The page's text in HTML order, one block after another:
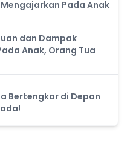
Pada Anak
dan Dampak
Anak, Orang Tua
Bertengkar di Depan